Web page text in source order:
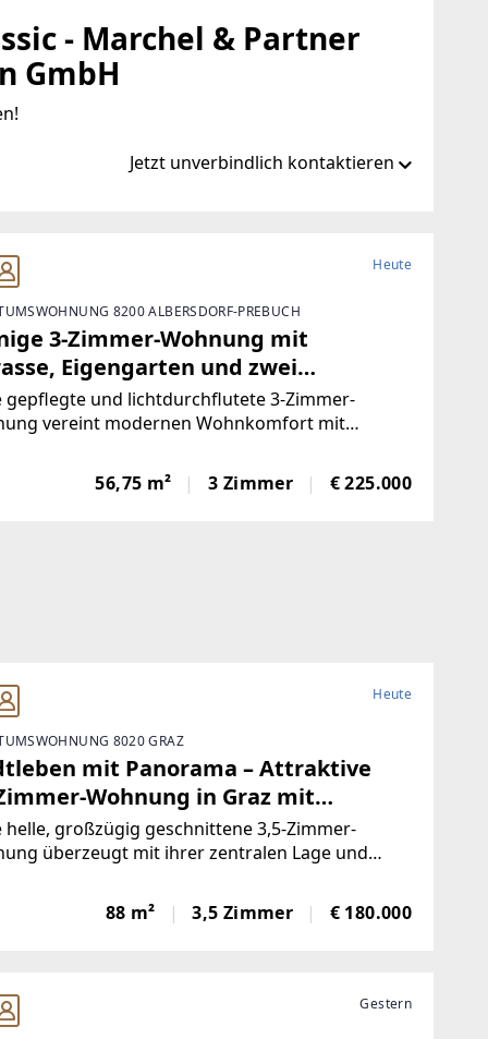
- Marchel & Partner
GmbH
Jetzt unverbindlich kontaktieren
de/ib/remax-classic-graz Heute
8200 ALBERSDORF-PREBUCH
3-Zimmer-Wohnung mit
Eigengarten und zwei
nahe Gleisdorf
gepflegte und lichtdurchflutete 3-Zimmer-
vereint modernen Wohnkomfort mit
ein durchdachtes Raumkonzept für
kleine Familien oder alle, die das Wohnen mit
56,75 m² 3 Zimmer € 225.000
Heute
8020 GRAZ
mit Panorama – Attraktive
Wohnung in Graz mit
zu kaufen!
helle, großzügig geschnittene 3,5-Zimmer-
überzeugt mit ihrer zentralen Lage und
sorgen für lichtdurchflutete Räume
eine freundliche Atmosphäre.Ein
88 m² 3,5 Zimmer € 180.000
Gestern